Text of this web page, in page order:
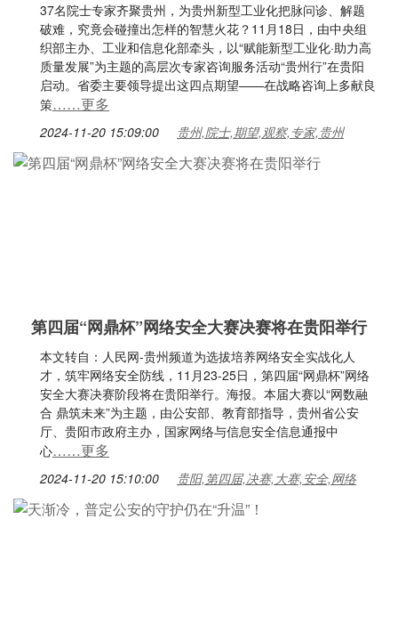
37名院士专家齐聚贵州，为贵州新型工业化把脉问诊、解题
破难，究竟会碰撞出怎样的智慧火花？11月18日，由中央组
织部主办、工业和信息化部牵头，以“赋能新型工业化·助力高
质量发展”为主题的高层次专家咨询服务活动“贵州行”在贵阳
启动。省委主要领导提出这四点期望——在战略咨询上多献良
策……更多
2024-11-20 15:09:00 贵州,院士,期望,观察,专家,贵州
第四届“网鼎杯”网络安全大赛决赛将在贵阳举行
本文转自：人民网-贵州频道为选拔培养网络安全实战化人
才，筑牢网络安全防线，11月23-25日，第四届“网鼎杯”网络
安全大赛决赛阶段将在贵阳举行。海报。本届大赛以“网数融
合 鼎筑未来”为主题，由公安部、教育部指导，贵州省公安
厅、贵阳市政府主办，国家网络与信息安全信息通报中
心……更多
2024-11-20 15:10:00 贵阳,第四届,决赛,大赛,安全,网络